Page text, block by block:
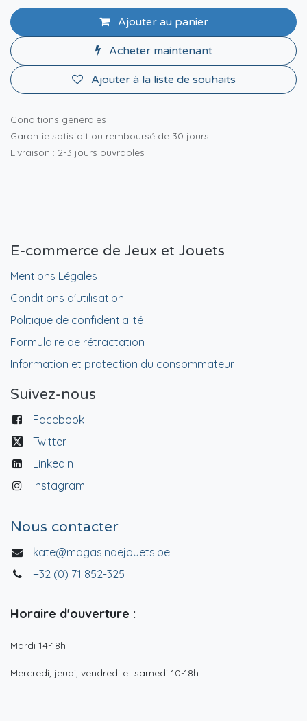
Ajouter au panier
Acheter maintenant
Ajouter à la liste de souhaits
Conditions générales
Garantie satisfait ou remboursé de 30 jours
Livraison : 2-3 jours ouvrables
E-commerce de Jeux et Jouets
Mentions Légales
Conditions d'utilisation
Politique de confidentialité
Formulaire de rétractation
Information et protection du consommateur
Suivez-nous
Facebook
Twitter
Linkedin
Instagram
Nous contacter
kate@magasindejouets.be
+32 (0) 71 852-325
Horaire d'ouverture :
Mardi 14-18h
Mercredi, jeudi, vendredi et samedi 10-18h